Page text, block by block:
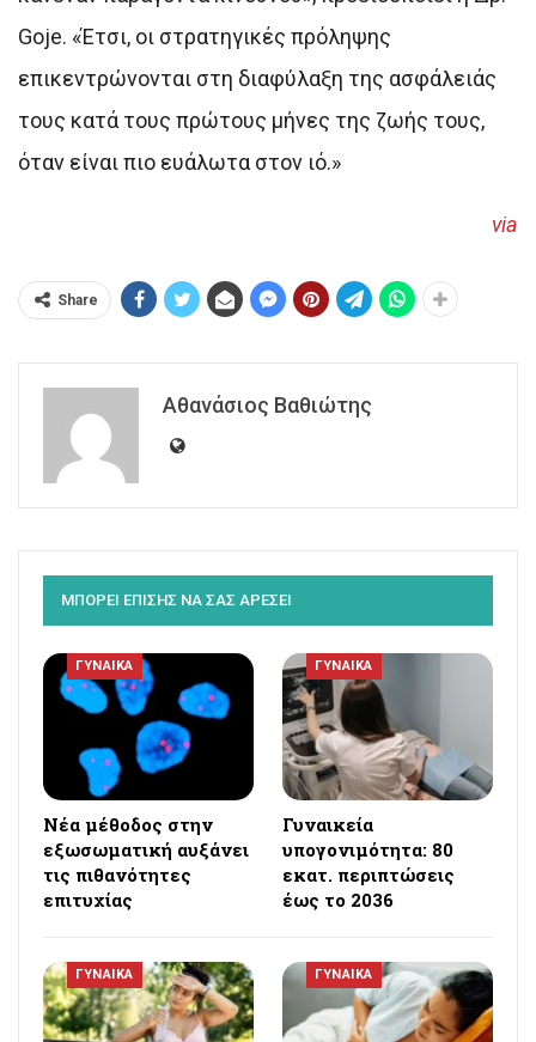
Goje. «Έτσι, οι στρατηγικές πρόληψης
επικεντρώνονται στη διαφύλαξη της ασφάλειάς
τους κατά τους πρώτους μήνες της ζωής τους,
όταν είναι πιο ευάλωτα στον ιό.»
via
Share
Αθανάσιος Βαθιώτης
ΜΠΟΡΕΙ ΕΠΙΣΗΣ ΝΑ ΣΑΣ ΑΡΕΣΕΙ
ΓΥΝΑΙΚΑ
Νέα μέθοδος στην
εξωσωματική αυξάνει
τις πιθανότητες
επιτυχίας
ΓΥΝΑΙΚΑ
Γυναικεία
υπογονιμότητα: 80
εκατ. περιπτώσεις
έως το 2036
ΓΥΝΑΙΚΑ ΓΥΝΑΙΚΑ